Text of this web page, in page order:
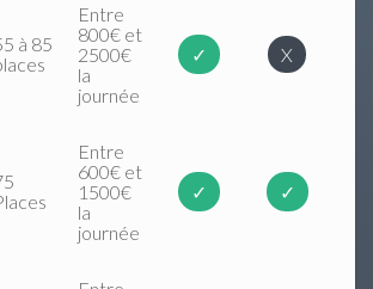
à 85
Entre
800€ et
2500€
la
journée
✓ X
Entre
600€ et
1500€
la
journée
✓ ✓